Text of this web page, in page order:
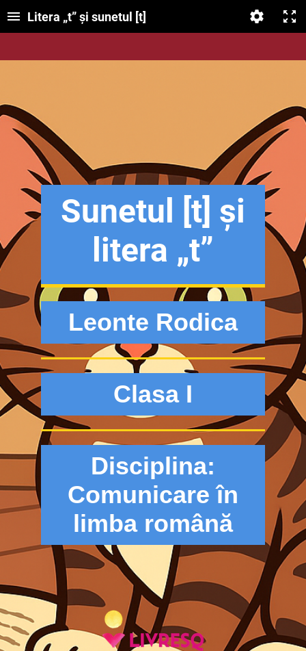
Litera „t” și sunetul [t]
Sunetul [t] și
litera „t”
Leonte Rodica
Clasa I
Disciplina:
Comunicare în
limba română